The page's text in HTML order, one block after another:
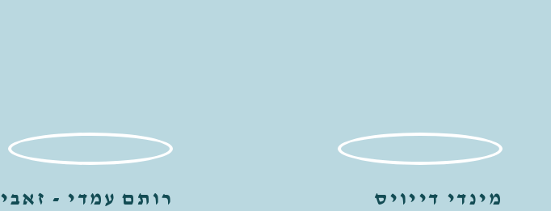
מינדי דייויס​​ רותם עמדי - זאבי​